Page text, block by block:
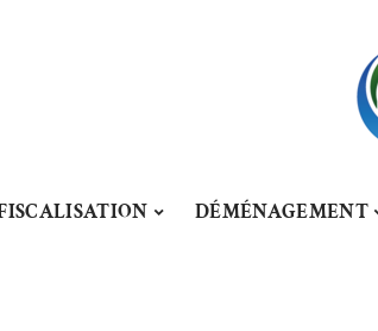
DÉMÉNAGEMENT